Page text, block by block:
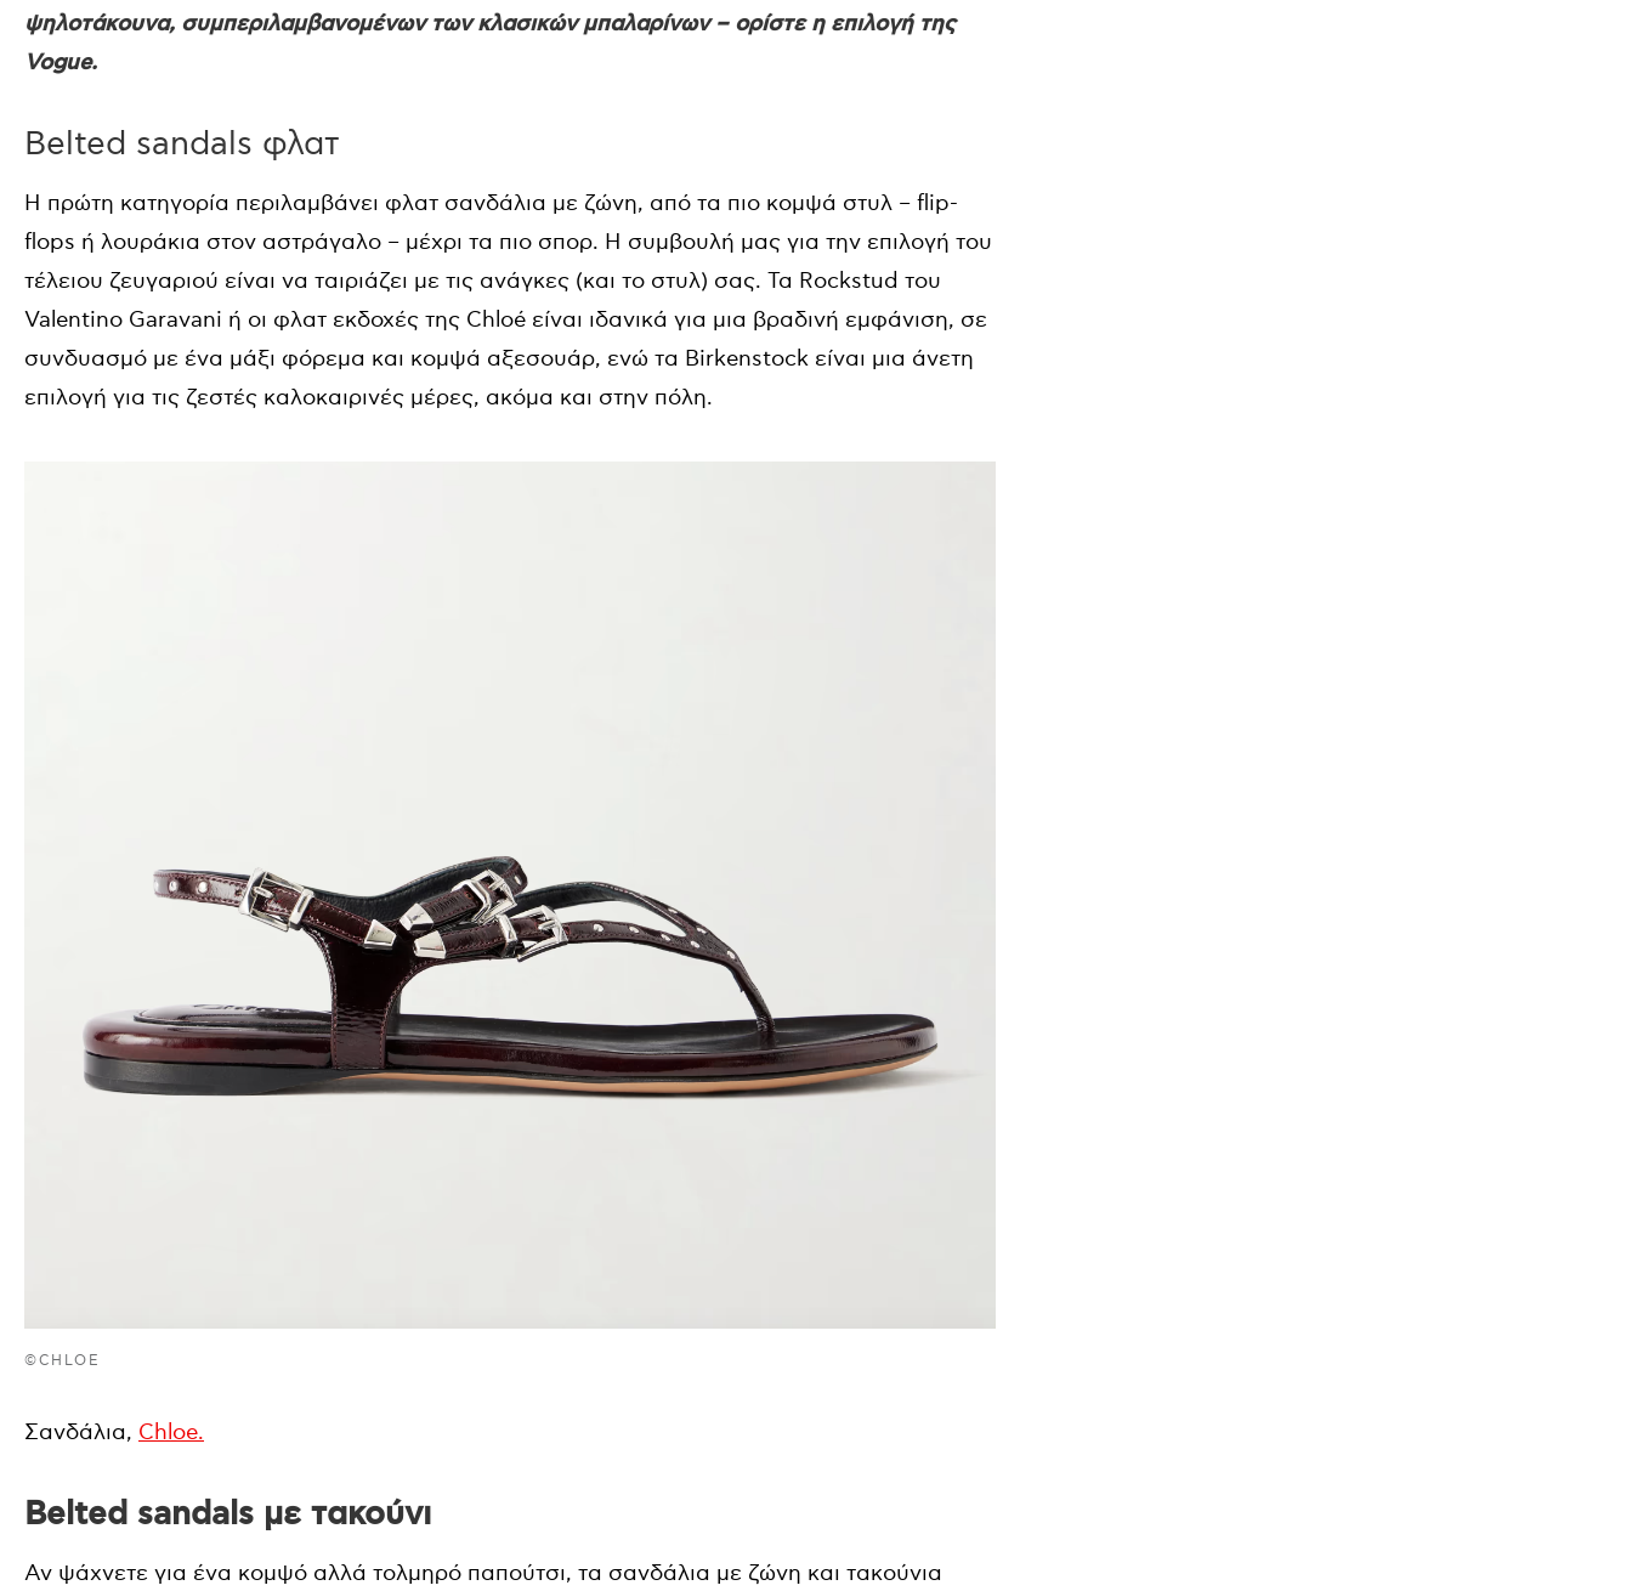
ψηλοτάκουνα, συμπεριλαμβανομένων των κλασικών μπαλαρίνων – ορίστε η επιλογή της
Vogue.
Belted sandals φλατ
Η πρώτη κατηγορία περιλαμβάνει φλατ σανδάλια με ζώνη, από τα πιο κομψά στυλ – flip-
flops ή λουράκια στον αστράγαλο – μέχρι τα πιο σπορ. Η συμβουλή μας για την επιλογή του
τέλειου ζευγαριού είναι να ταιριάζει με τις ανάγκες (και το στυλ) σας. Τα Rockstud του
Valentino Garavani ή οι φλατ εκδοχές της Chloé είναι ιδανικά για μια βραδινή εμφάνιση, σε
συνδυασμό με ένα μάξι φόρεμα και κομψά αξεσουάρ, ενώ τα Birkenstock είναι μια άνετη
επιλογή για τις ζεστές καλοκαιρινές μέρες, ακόμα και στην πόλη.
©CHLOE
Σανδάλια, Chloe.
Belted sandals με τακούνι
Αν ψάχνετε για ένα κομψό αλλά τολμηρό παπούτσι, τα σανδάλια με ζώνη και τακούνια